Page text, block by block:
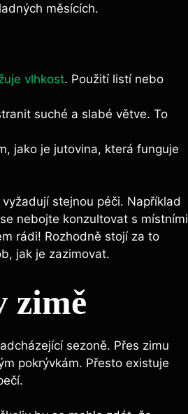
měsících.
vlhkost. Použití listí nebo
suché a slabé větve. To
jako je jutovina, která funguje
stejnou péči. Například
nebojte konzultovat s místními
rádi! Rozhodně stojí za to
jak je zazimovat.
zimě
sezoně. Přes zimu
pokrývkám. Přesto existuje